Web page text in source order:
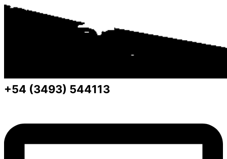
+54 (3493) 544113